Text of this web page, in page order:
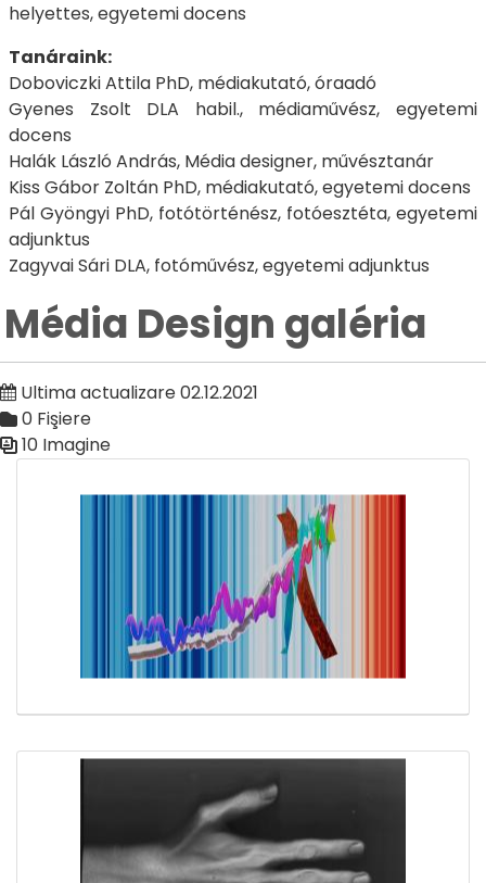
helyettes, egyetemi docens
Tanáraink:
Doboviczki Attila PhD, médiakutató, óraadó
Gyenes Zsolt DLA habil., médiaművész, egyetemi
docens
Halák László András, Média designer, művésztanár
Kiss Gábor Zoltán PhD, médiakutató, egyetemi docens
Pál Gyöngyi PhD, fotótörténész, fotóesztéta, egyetemi
adjunktus
Zagyvai Sári DLA, fotóművész, egyetemi adjunktus
Média Design galéria
Ultima actualizare 02.12.2021
0 Fişiere
10 Imagine